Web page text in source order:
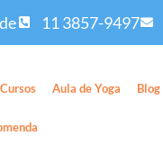
11 3857-9497
Cursos Aula de Yoga Blog